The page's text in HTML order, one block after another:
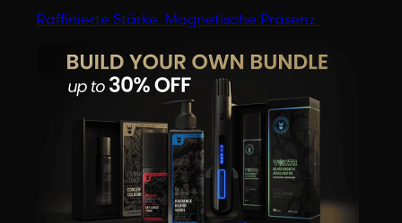
Raffinierte Stärke. Magnetische Präsenz.